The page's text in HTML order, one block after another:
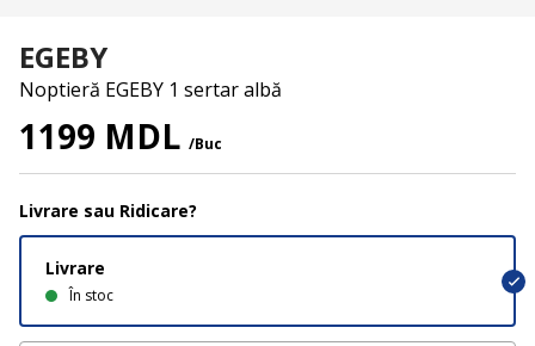
EGEBY
Noptieră EGEBY 1 sertar albă
1199 MDL /Buc
Livrare sau Ridicare?
Livrare
În stoc